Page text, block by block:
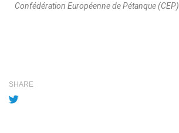
Confédération Européenne de Pétanque (CEP)
SHARE